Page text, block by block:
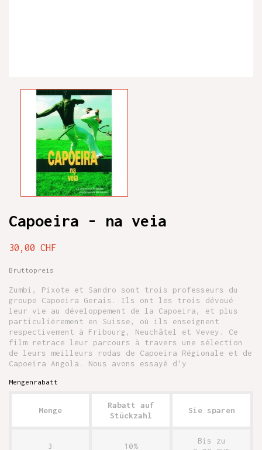
Capoeira - na veia
30,00 CHF
Bruttopreis
Zumbi, Pixote et Sandro sont trois professeurs du
groupe Capoeira Gerais. Ils ont les trois dévoué
leur vie au développement de la Capoeira, et plus
particulièrement en Suisse, où ils enseignent
respectivement à Fribourg, Neuchâtel et Vevey. Ce
film retrace leur parcours à travers une sélection
de leurs meilleurs rodas de Capoeira Régionale et de
Capoeira Angola. Nous avons essayé d'y
Mengenrabatt
Menge
Rabatt auf
Stückzahl
Sie sparen
3 10%
Bis zu